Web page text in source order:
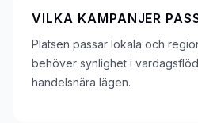
VILKA KAMPANJER
Platsen passar lokala och
behöver synlighet i
handelsnära lägen.